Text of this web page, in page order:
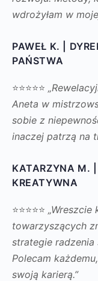
wdrożyłam w
PAWEŁ K. |
PAŃSTWA
⭐⭐⭐⭐⭐
Aneta w
sobie z
inaczej patrzą na
KATARZYNA M. |
KREATYWNA
⭐⭐⭐⭐⭐
towarzyszących
strategie radzenia
Polecam
swoją karierą.”